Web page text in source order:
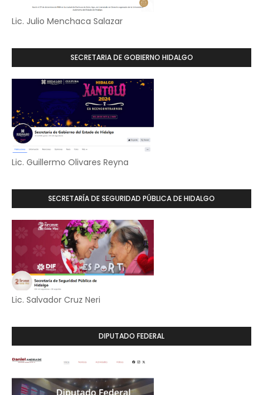
Lic. Julio Menchaca Salazar
SECRETARIA DE GOBIERNO HIDALGO
Lic. Guillermo Olivares Reyna
SECRETARÍA DE SEGURIDAD PÚBLICA DE HIDALGO
Lic. Salvador Cruz Neri
DIPUTADO FEDERAL